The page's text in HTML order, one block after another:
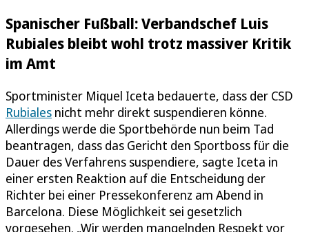
Spanischer Fußball: Verbandschef Luis
Rubiales bleibt wohl trotz massiver Kritik
im Amt
Sportminister Miquel Iceta bedauerte, dass der CSD
Rubiales nicht mehr direkt suspendieren könne.
Allerdings werde die Sportbehörde nun beim Tad
beantragen, dass das Gericht den Sportboss für die
Dauer des Verfahrens suspendiere, sagte Iceta in
einer ersten Reaktion auf die Entscheidung der
Richter bei einer Pressekonferenz am Abend in
Barcelona. Diese Möglichkeit sei gesetzlich
vorgesehen. „Wir werden mangelnden Respekt vor